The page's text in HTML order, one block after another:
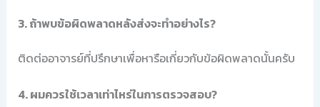
3. ถ้าพบข้อผิดพลาดหลังส่งจะทำอย่างไร?
ติดต่ออาจารย์ที่ปรึกษาเพื่อหารือเกี่ยวกับข้อผิดพลาดนั้นครับ
4. ผมควรใช้เวลาเท่าไหร่ในการตรวจสอบ?